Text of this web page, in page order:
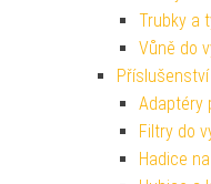
Trubky a
Vůně do
Adaptéry
Filtry do
Hadice